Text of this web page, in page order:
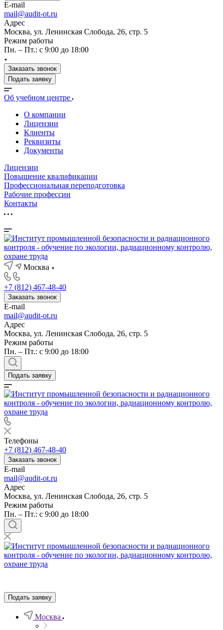
E-mail
mail@audit-ot.ru
Адрес
Москва, ул. Ленинская Слобода, 26, стр. 5
Режим работы
Пн. – Пт.: с 9:00 до 18:00
Заказать звонок
Подать заявку
Об учебном центре
О компании
Лицензии
Клиенты
Реквизиты
Документы
Лицензии
Повышение квалификации
Профессиональная переподготовка
Рабочие профессии
Контакты
Москва
+7 (812) 467-48-40
Заказать звонок
E-mail
mail@audit-ot.ru
Адрес
Москва, ул. Ленинская Слобода, 26, стр. 5
Режим работы
Пн. – Пт.: с 9:00 до 18:00
Подать заявку
Телефоны
+7 (812) 467-48-40
Заказать звонок
E-mail
mail@audit-ot.ru
Адрес
Москва, ул. Ленинская Слобода, 26, стр. 5
Режим работы
Пн. – Пт.: с 9:00 до 18:00
Подать заявку
Москва